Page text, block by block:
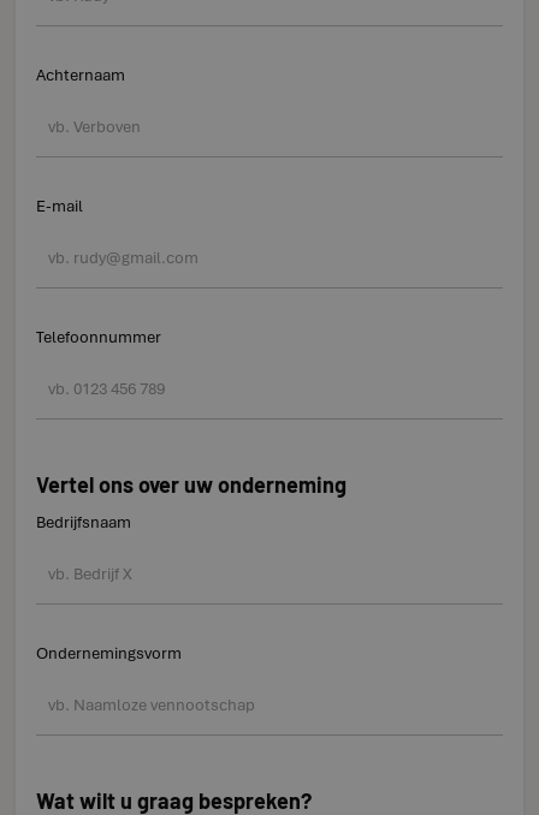
Achternaam
E-mail
Telefoonnummer
Vertel ons over uw onderneming
Bedrijfsnaam
Ondernemingsvorm
Wat wilt u graag bespreken?